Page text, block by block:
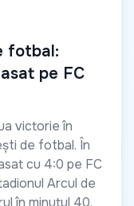
fotbal:
pe FC
victorie în
de fotbal. În
cu 4:0 pe FC
Arcul de
în minutul 40.